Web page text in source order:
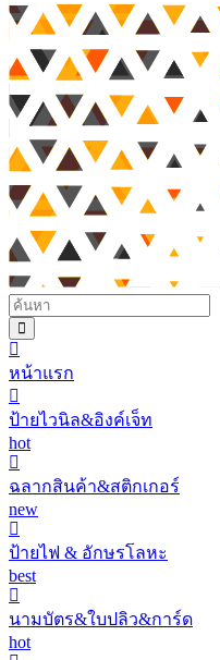
หน้าแรก
ป้ายไวนิล&อิงค์เจ็ท
hot
ฉลากสินค้า&สติกเกอร์
new
ป้ายไฟ & อักษรโลหะ
best
นามบัตร&ใบปลิว&การ์ด
hot